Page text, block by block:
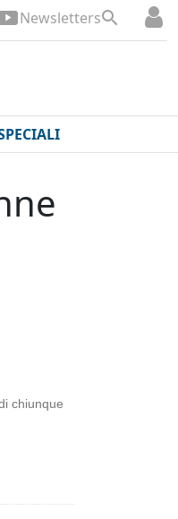
Newsletters
chiunque